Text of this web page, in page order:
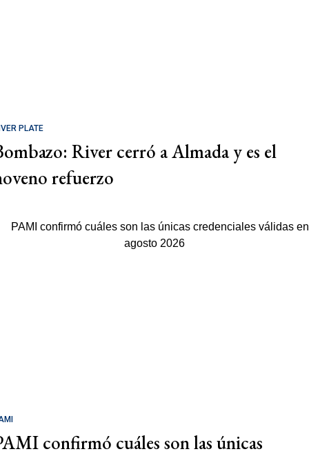
PLATE
River cerró a Almada y es el
refuerzo
confirmó cuáles son las únicas